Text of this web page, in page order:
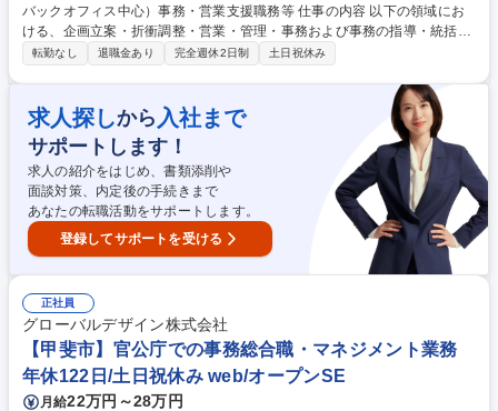
バックオフィス中心）事務・営業支援職務等 仕事の内容 以下の領域にお
ける、企画立案・折衝調整・営業・管理・事務および事務の指導・統括業
務にわたる業務全般を中心に幅広くご活躍いただきます。 ＜入社直後の職
や各種調整を担当。保険手続きに関する事務、営業職員からの問い合わせ
対応、支社運営業務(営業職員の採用事務・地域の企業との取引の支援業
務・支社での企画業務など)等〇ライフプラザ領域：お客様がご来店する
窓口で、安心して保険について相談できるようお客様対応を担当。来店さ
れたお客様のニーズヒアリング、契約内容の相談対応、各種お手続き対応
等 募集職種 ★【甲府】総合基幹職（地域限定・バックオフィス中心）事
務・営業支援職務等
転勤なし 退職金あり 完全週休2日制 土日祝休み
求人探しから 入社まで
サポートします！
求人の紹介をはじめ、書類添削や
面談対策、内定後の手続きまで
あなたの転職活動をサポートします。
登録してサポートを受ける
正社員
グローバルデザイン株式会社
【甲斐市】官公庁での事務総合職・マネジメント業務
年休122日/土日祝休み web/オープンSE
月給22万円～28万円